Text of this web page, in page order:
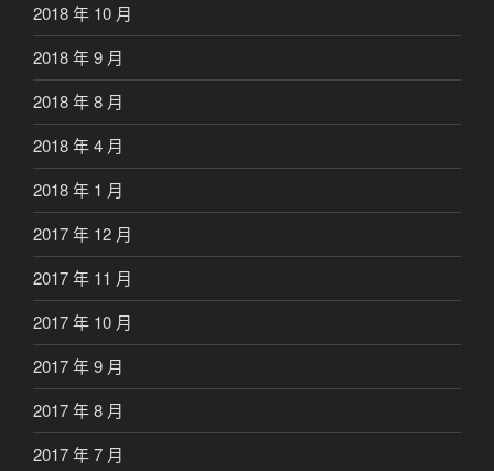
2018 年 10 月
2018 年 9 月
2018 年 8 月
2018 年 4 月
2018 年 1 月
2017 年 12 月
2017 年 11 月
2017 年 10 月
2017 年 9 月
2017 年 8 月
2017 年 7 月